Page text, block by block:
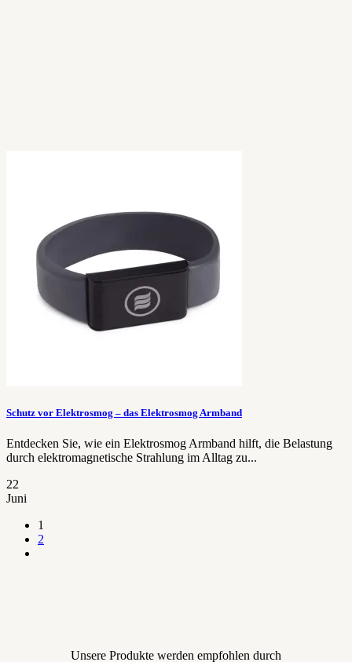
Schutz vor Elektrosmog – das Elektrosmog Armband
Entdecken Sie, wie ein Elektrosmog Armband hilft, die Belastung
durch elektromagnetische Strahlung im Alltag zu...
22
Juni
1
2
Unsere Produkte werden empfohlen durch